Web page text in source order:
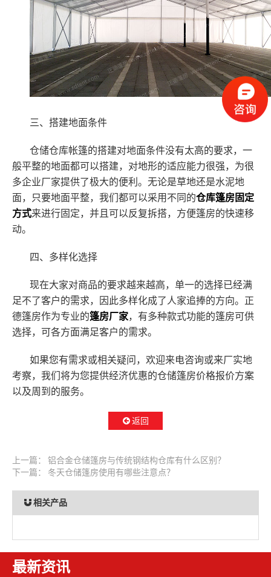
三、搭建地面条件
仓储仓库帐篷的搭建对地面条件没有太高的要求，一
般平整的地面都可以搭建，对地形的适应能力很强，为很
多企业厂家提供了极大的便利。无论是草地还是水泥地
面，只要地面平整，我们都可以采用不同的仓库篷房固定
方式来进行固定，并且可以反复拆搭，方便篷房的快速移
动。
四、 多样化选择
现在大家对商品的要求越来越高，单一的选择已经满
足不了客户的需求，因此多样化成了人家追捧的方向。正
德篷房作为专业的篷房厂家，有多种款式功能的篷房可供
选择，可各方面满足客户的需求。
如果您有需求或相关疑问，欢迎来电咨询或来厂实地
考察，我们将为您提供经济优惠的仓储篷房价格报价方案
以及周到的服务。
返回
上一篇： 铝合金仓储篷房与传统钢结构仓库有什么区别？
下一篇： 冬天仓储篷房使用有哪些注意点？
相关产品
最新资讯